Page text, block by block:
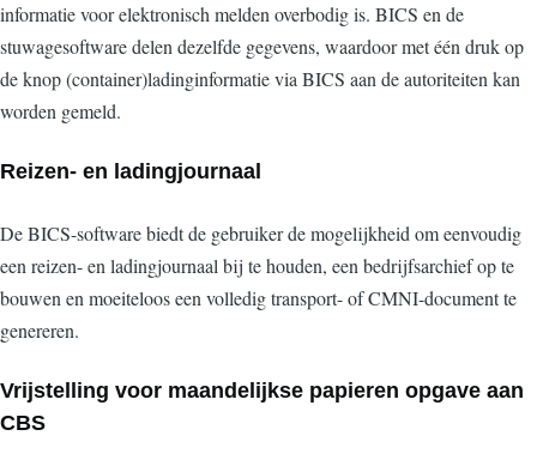
informatie voor elektronisch melden overbodig is. BICS en de
stuwagesoftware delen dezelfde gegevens, waardoor met één druk op
de knop (container)ladinginformatie via BICS aan de autoriteiten kan
worden gemeld.
Reizen- en ladingjournaal
De BICS-software biedt de gebruiker de mogelijkheid om eenvoudig
een reizen- en ladingjournaal bij te houden, een bedrijfsarchief op te
bouwen en moeiteloos een volledig transport- of CMNI-document te
genereren.
Vrijstelling voor maandelijkse papieren opgave aan
CBS